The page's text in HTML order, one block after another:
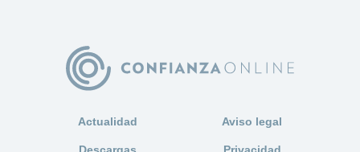
Actualidad
Descargas
Aviso legal
Privacidad